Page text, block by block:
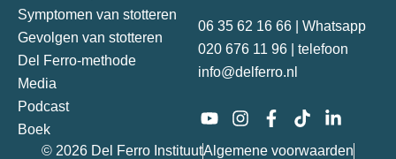
Symptomen van stotteren
Gevolgen van stotteren
Del Ferro-methode
Media
Podcast
Boek
06 35 62 16 66 | Whatsapp
020 676 11 96 | telefoon
info@delferro.nl
© 2026 Del Ferro InstituutAlgemene voorwaarden